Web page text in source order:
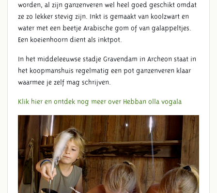
worden, al zijn ganzenveren wel heel goed geschikt omdat
ze zo lekker stevig zijn. Inkt is gemaakt van koolzwart en
water met een beetje Arabische gom of van galappeltjes.
Een koeienhoorn dient als inktpot.
In het middeleeuwse stadje Gravendam in Archeon staat in
het koopmanshuis regelmatig een pot ganzenveren klaar
waarmee je zelf mag schrijven.
Klik hier en ontdek nog meer over Hebban olla vogala